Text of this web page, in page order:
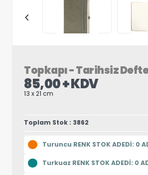
Topkapı - Tarihsiz
85,00 + KDV
13 x 21 cm
Toplam Stok : 3862
Turuncu RENK STOK ADEDİ: 0
Turkuaz RENK STOK ADEDİ: 0